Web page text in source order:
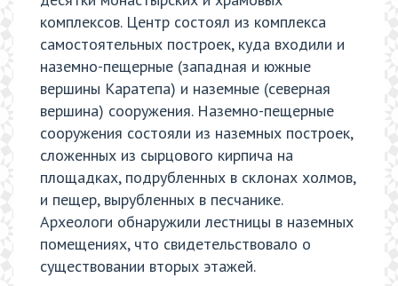
комплексов. Центр состоял из комплекса
самостоятельных построек, куда входили и
наземно-пещерные (западная и южные
вершины Каратепа) и наземные (северная
вершина) сооружения. Наземно-пещерные
сооружения состояли из наземных построек,
сложенных из сырцового кирпича на
площадках, подрубленных в склонах холмов,
и пещер, вырубленных в песчанике.
Археологи обнаружили лестницы в наземных
помещениях, что свидетельствовало о
существовании вторых этажей.